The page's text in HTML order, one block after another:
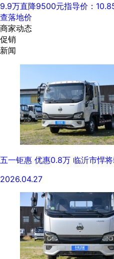
9.9万直降9500元指导价：
查落地价
商家动态
促销
新闻
五一钜惠 优惠0.8万 临沂市悍
2026.04.27